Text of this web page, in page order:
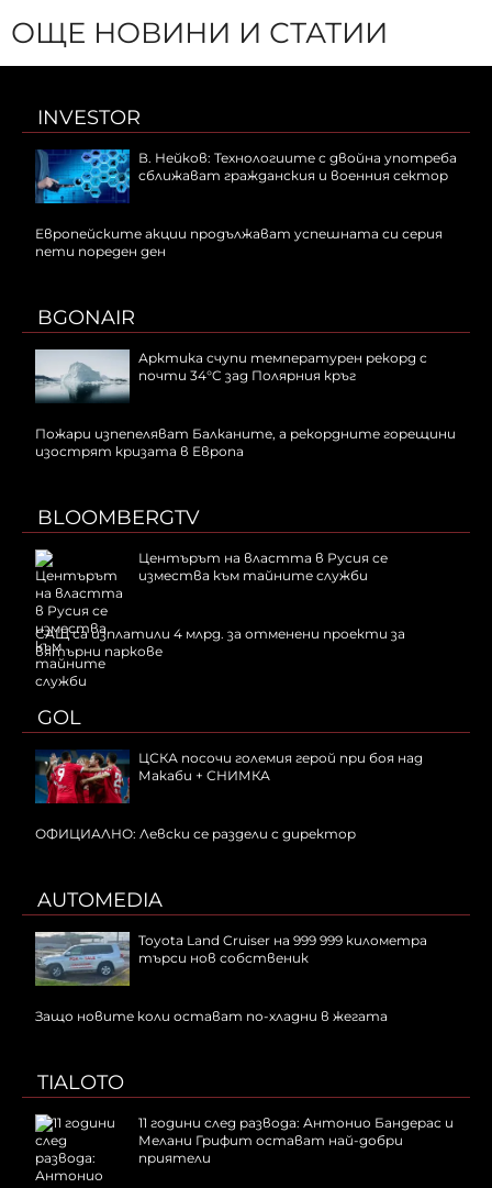
ОЩЕ НОВИНИ И СТАТИИ
INVESTOR
В. Нейков: Технологиите с двойна употреба
сближават гражданския и военния сектор
Европейските акции продължават успешната си серия
пети пореден ден
BGONAIR
Арктика счупи температурен рекорд с
почти 34°C зад Полярния кръг
Пожари изпепеляват Балканите, а рекордните горещини
изострят кризата в Европа
BLOOMBERGTV
Центърът на властта в Русия се
измества към тайните служби
САЩ са изплатили 4 млрд. за отменени проекти за
вятърни паркове
GOL
ЦСКА посочи големия герой при боя над
Макаби + СНИМКА
ОФИЦИАЛНО: Левски се раздели с директор
AUTOMEDIA
Toyota Land Cruiser на 999 999 километра
търси нов собственик
Защо новите коли остават по-хладни в жегата
TIALOTO
11 години след развода: Антонио Бандерас и
Мелани Грифит остават най-добри
приятели